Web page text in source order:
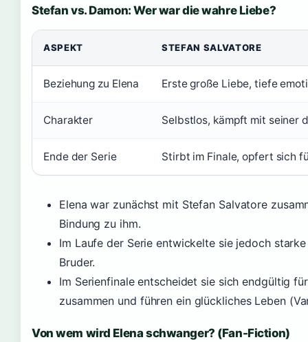
Stefan vs. Damon: Wer war die wahre Liebe?
ASPEKT STEFAN SALVATORE
Beziehung zu Elena Erste große Liebe, tiefe
Charakter Selbstlos, kämpft mit seiner
Ende der Serie Stirbt im Finale, opfert sich
Elena war zunächst mit Stefan Salvatore
Bindung zu ihm.
Im Laufe der Serie entwickelte sie jedoch
Bruder.
Im Serienfinale entscheidet sie sich endgültig
zusammen und führen ein glückliches Leben
Von wem wird Elena schwanger? (Fan-Fiction)